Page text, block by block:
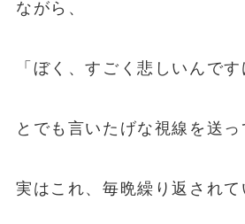
ながら、
「ぼく、すごく悲しいんで
とでも言いたげな視線を送っ
実はこれ、毎晩繰り返されて